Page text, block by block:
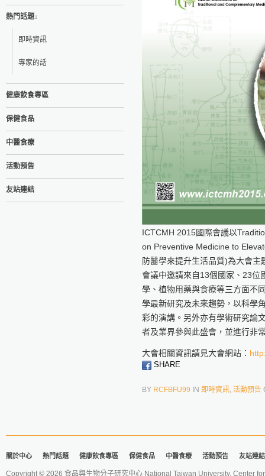
熱門話題↓
即時資訊
專家的話
健康飲食專區
保健食品
中醫食療
活動預告
友站連結
ICTCMH 2015國際會議以
on Preventive Medicine to
防醫學來提升生活品質)為大會主
會議中邀請來自13個國家、 23位
學、 植物用藥與食療等三方面不
學最新研究及未來趨勢， 以科學
彩的演講。 另外亦有學術研究論
者及業界參與此盛會， 並進行非
大會相關資訊請見大會網站：
SHARE
BY RCFBFU99 IN 即時資訊, 活動預告
關於中心 熱門話題 健康飲食專區 保健食品 中醫食療 活動預告 友站連結
Copyright © 2026 食品與生物分子研究中心 National Taiwan University. Center